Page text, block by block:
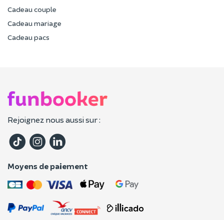
Cadeau couple
Cadeau mariage
Cadeau pacs
Rejoignez nous aussi sur :
Moyens de paiement